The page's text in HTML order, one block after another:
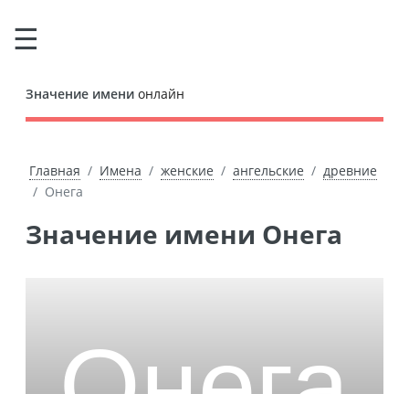
Значение имени онлайн
Главная Имена женские ангельские
древние
Онега
Значение имени Онега